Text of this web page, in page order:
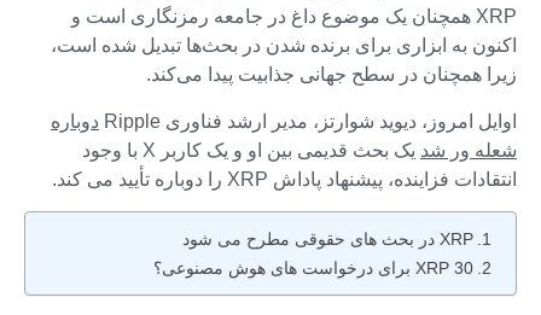
XRP همچنان یک موضوع داغ در جامعه رمزنگاری است و
اکنون به ابزاری برای برنده شدن در بحث‌ها تبدیل شده است،
زیرا همچنان در سطح جهانی جذابیت پیدا می‌کند.
اوایل امروز، دیوید شوارتز، مدیر ارشد فناوری Ripple
دوباره
شعله ور شد
یک بحث قدیمی بین او و یک کاربر X با وجود
انتقادات فزاینده، پیشنهاد پاداش XRP را دوباره تأیید می کند.
XRP در بحث های حقوقی مطرح می شود
30 XRP برای درخواست های هوش مصنوعی؟